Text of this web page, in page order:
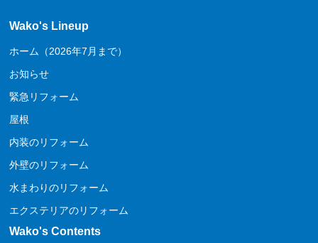
Wako's Lineup
ホーム（2026年7月まで）
お知らせ
緊急リフォーム
屋根
内装のリフォーム
外壁のリフォーム
水まわりのリフォーム
エクステリアのリフォーム
Wako's Contents